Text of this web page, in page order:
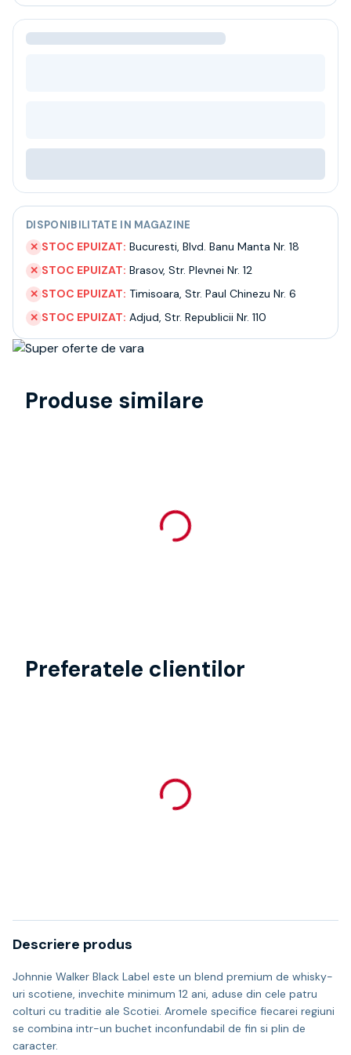
Ceai
Bacanie
Despre noi
Livrare
Termeni si conditii
Politica de confidentialitate
Intrebari frecvente
DISPONIBILITATE IN MAGAZINE
✕ STOC EPUIZAT: Bucuresti, Blvd. Banu Manta Nr. 18
✕ STOC EPUIZAT: Brasov, Str. Plevnei Nr. 12
✕ STOC EPUIZAT: Timisoara, Str. Paul Chinezu Nr. 6
✕ STOC EPUIZAT: Adjud, Str. Republicii Nr. 110
Produse similare
Preferatele clientilor
Descriere produs
Johnnie Walker Black Label este un blend premium de whisky-
uri scotiene, invechite minimum 12 ani, aduse din cele patru
colturi cu traditie ale Scotiei. Aromele specifice fiecarei regiuni
se combina intr-un buchet inconfundabil de fin si plin de
caracter.